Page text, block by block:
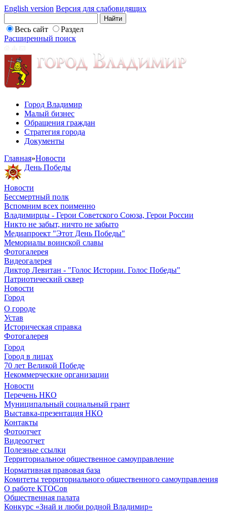
English version Версия для слабовидящих
Весь сайт
Раздел
Расширенный поиск
Город Владимир
Малый бизнес
Обращения граждан
Стратегия города
Документы
Главная»Новости
День Победы
Новости
Бессмертный полк
Вспомним всех поименно
Владимирцы - Герои Советского Союза, Герои России
Никто не забыт, ничто не забыто
Медиапроект "Этот День Победы"
Мемориалы воинской славы
Фотогалерея
Видеогалерея
Диктор Левитан - "Голос Истории. Голос Победы"
Патриотический сквер
Новости
Город
О городе
Устав
Историческая справка
Фотогалерея
Город
Город в лицах
70 лет Великой Победе
Некоммерческие организации
Новости
Перечень НКО
Муниципальный социальный грант
Выставка-презентация НКО
Контакты
Фотоотчет
Видеоотчет
Полезные ссылки
Территориальное общественное самоуправление
Нормативная правовая база
Комитеты территориального общественного самоуправления
О работе КТОСов
Общественная палата
Конкурс «Знай и люби родной Владимир»